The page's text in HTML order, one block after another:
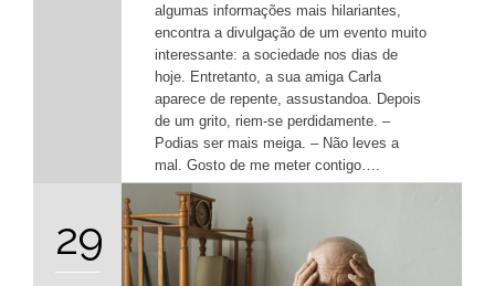
algumas informações mais hilariantes,
encontra a divulgação de um evento muito
interessante: a sociedade nos dias de
hoje. Entretanto, a sua amiga Carla
aparece de repente, assustandoa. Depois
de um grito, riem-se perdidamente. –
Podias ser mais meiga. – Não leves a
mal. Gosto de me meter contigo….
29